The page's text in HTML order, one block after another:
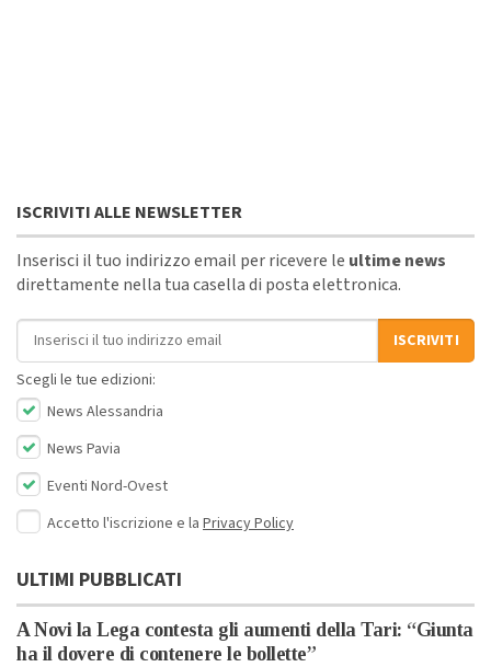
ISCRIVITI ALLE NEWSLETTER
Inserisci il tuo indirizzo email per ricevere le ultime news
direttamente nella tua casella di posta elettronica.
Indirizzo email
ISCRIVITI
Scegli le tue edizioni:
News Alessandria
News Pavia
Eventi Nord-Ovest
Accetto l'iscrizione e la Privacy Policy
ULTIMI PUBBLICATI
A Novi la Lega contesta gli aumenti della Tari: “Giunta
ha il dovere di contenere le bollette”